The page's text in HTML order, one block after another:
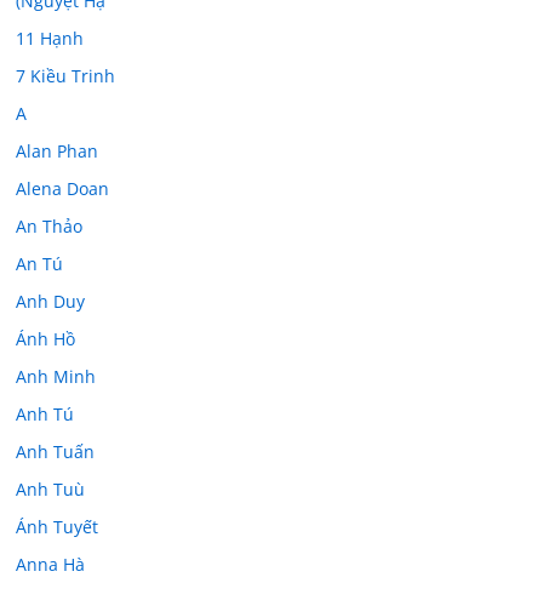
11 Hạnh
7 Kiều Trinh
A
Alan Phan
Alena Doan
An Thảo
An Tú
Anh Duy
Ánh Hồ
Anh Minh
Anh Tú
Anh Tuấn
Anh Tuù
Ánh Tuyết
Anna Hà